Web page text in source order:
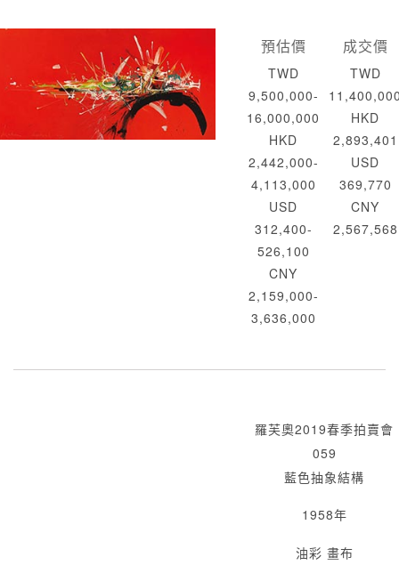
預估價
TWD
9,500,000-
16,000,000
HKD
2,442,000-
4,113,000
USD
312,400-
526,100
CNY
2,159,000-
3,636,000
成交價
TWD
HKD
2,893,401
USD
369,770
CNY
2,567,568
羅芙奧2019春季拍賣會
059
藍色抽象結構
1958年
油彩 畫布